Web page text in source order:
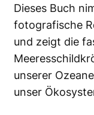
Dieses Buch
fotografische
und zeigt die
unserer
unser